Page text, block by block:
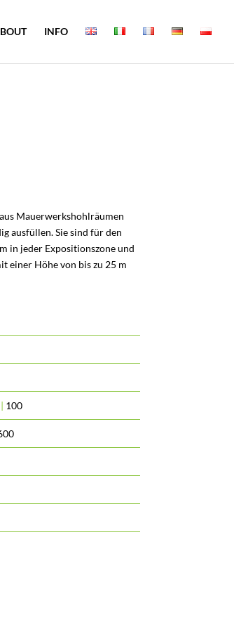
INFO
Mauerwerkshohlräumen
ausfüllen. Sie sind für den
in jeder Expositionszone und
einer Höhe von bis zu 25 m
| 100